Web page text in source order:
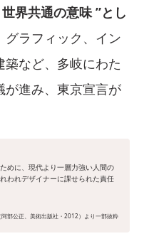
界共通の意味 ”とし
グラフィック、イン
など、多岐にわた
が進み、東京宣言が
めに、現代より一層力強い人間の
われデザイナーに課せられた責任
部公正、美術出版社・2012）より一部抜粋